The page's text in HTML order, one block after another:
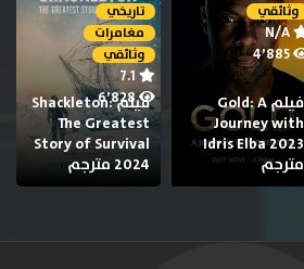
وثائقي
N/A
4٬885
فيلم Gold: A
Journey with
Idris Elba 2023
مترجم
تاريخي
مغامرات
وثائقي
6٬828
فيلم Shackleton:
The Greatest
Story of Survival
2024 مترجم